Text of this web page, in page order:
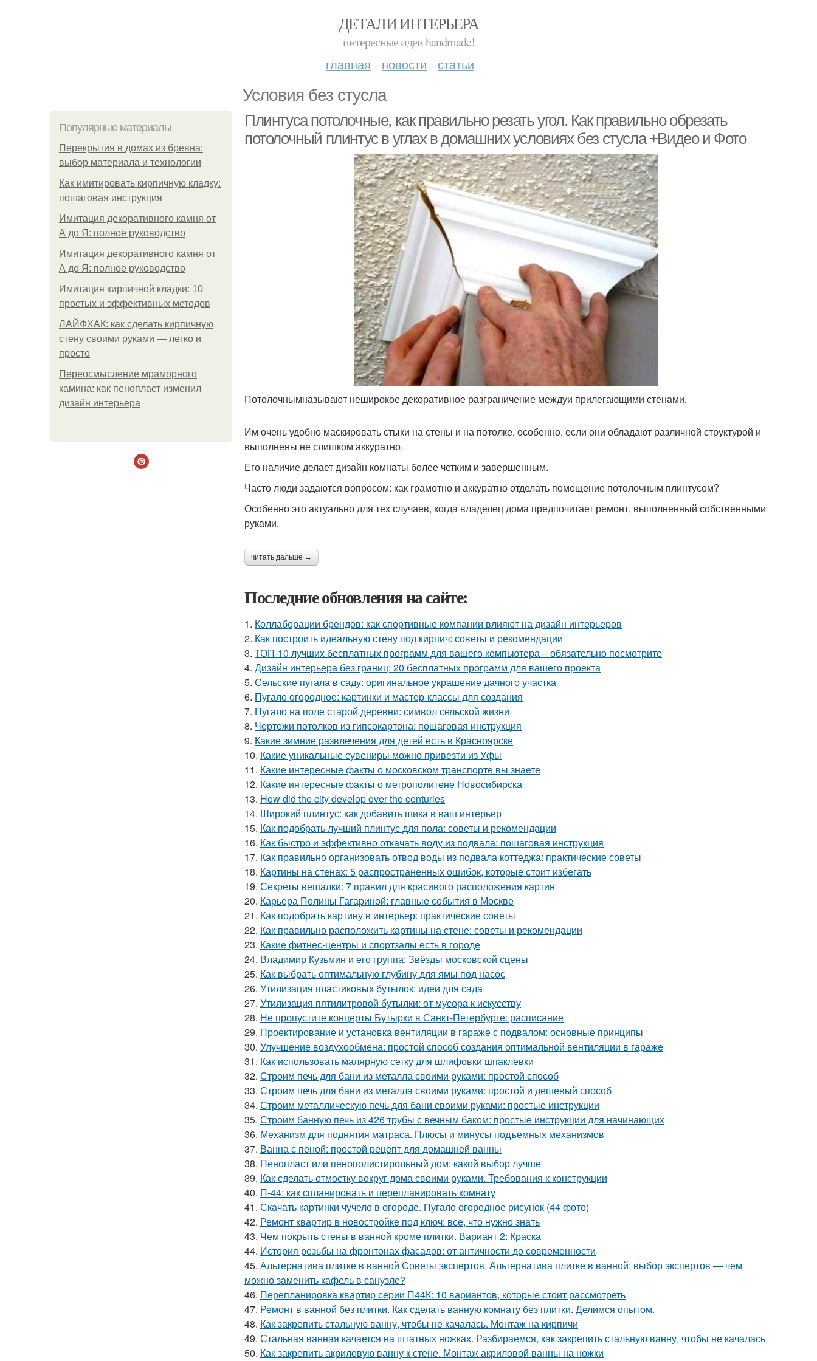
ДЕТАЛИ ИНТЕРЬЕРА
интересные идеи handmade!
главная новости статьи
Условия без стусла
Популярные материалы
Перекрытия в домах из бревна:
выбор материала и технологии
Как имитировать кирпичную кладку:
пошаговая инструкция
Имитация декоративного камня от
А до Я: полное руководство
Имитация декоративного камня от
А до Я: полное руководство
Имитация кирпичной кладки: 10
простых и эффективных методов
ЛАЙФХАК: как сделать кирпичную
стену своими руками — легко и
просто
Переосмысление мраморного
камина: как пенопласт изменил
дизайн интерьера
Плинтуса потолочные, как правильно резать угол. Как правильно обрезать
потолочный плинтус в углах в домашних условиях без стусла +Видео и Фото
Потолочнымназывают неширокое декоративное разграничение междуи прилегающими стенами.
Им очень удобно маскировать стыки на стены и на потолке, особенно, если они обладают различной структурой и
выполнены не слишком аккуратно.
Его наличие делает дизайн комнаты более четким и завершенным.
Часто люди задаются вопросом: как грамотно и аккуратно отделать помещение потолочным плинтусом?
Особенно это актуально для тех случаев, когда владелец дома предпочитает ремонт, выполненный собственными
руками.
читать дальше →
Последние обновления на сайте:
1. Коллаборации брендов: как спортивные компании влияют на дизайн интерьеров
2. Как построить идеальную стену под кирпич: советы и рекомендации
3. ТОП-10 лучших бесплатных программ для вашего компьютера – обязательно посмотрите
4. Дизайн интерьера без границ: 20 бесплатных программ для вашего проекта
5. Сельские пугала в саду: оригинальное украшение дачного участка
6. Пугало огородное: картинки и мастер-классы для создания
7. Пугало на поле старой деревни: символ сельской жизни
8. Чертежи потолков из гипсокартона: пошаговая инструкция
9. Какие зимние развлечения для детей есть в Красноярске
10. Какие уникальные сувениры можно привезти из Уфы
11. Какие интересные факты о московском транспорте вы знаете
12. Какие интересные факты о метрополитене Новосибирска
13. How did the city develop over the centuries
14. Широкий плинтус: как добавить шика в ваш интерьер
15. Как подобрать лучший плинтус для пола: советы и рекомендации
16. Как быстро и эффективно откачать воду из подвала: пошаговая инструкция
17. Как правильно организовать отвод воды из подвала коттеджа: практические советы
18. Картины на стенах: 5 распространенных ошибок, которые стоит избегать
19. Секреты вешалки: 7 правил для красивого расположения картин
20. Карьера Полины Гагариной: главные события в Москве
21. Как подобрать картину в интерьер: практические советы
22. Как правильно расположить картины на стене: советы и рекомендации
23. Какие фитнес-центры и спортзалы есть в городе
24. Владимир Кузьмин и его группа: Звёзды московской сцены
25. Как выбрать оптимальную глубину для ямы под насос
26. Утилизация пластиковых бутылок: идеи для сада
27. Утилизация пятилитровой бутылки: от мусора к искусству
28. Не пропустите концерты Бутырки в Санкт-Петербурге: расписание
29. Проектирование и установка вентиляции в гараже с подвалом: основные принципы
30. Улучшение воздухообмена: простой способ создания оптимальной вентиляции в гараже
31. Как использовать малярную сетку для шлифовки шпаклевки
32. Строим печь для бани из металла своими руками: простой способ
33. Строим печь для бани из металла своими руками: простой и дешевый способ
34. Строим металлическую печь для бани своими руками: простые инструкции
35. Строим банную печь из 426 трубы с вечным баком: простые инструкции для начинающих
36. Механизм для поднятия матраса. Плюсы и минусы подъемных механизмов
37. Ванна с пеной: простой рецепт для домашней ванны
38. Пенопласт или пенополистирольный дом: какой выбор лучше
39. Как сделать отмостку вокруг дома своими руками. Требования к конструкции
40. П-44: как спланировать и перепланировать комнату
41. Скачать картинки чучело в огороде. Пугало огородное рисунок (44 фото)
42. Ремонт квартир в новостройке под ключ: все, что нужно знать
43. Чем покрыть стены в ванной кроме плитки. Вариант 2: Краска
44. История резьбы на фронтонах фасадов: от античности до современности
45. Альтернатива плитке в ванной Советы экспертов. Альтернатива плитке в ванной: выбор экспертов — чем
можно заменить кафель в санузле?
46. Перепланировка квартир серии П44К: 10 вариантов, которые стоит рассмотреть
47. Ремонт в ванной без плитки. Как сделать ванную комнату без плитки. Делимся опытом.
48. Как закрепить стальную ванну, чтобы не качалась. Монтаж на кирпичи
49. Стальная ванная качается на штатных ножках. Разбираемся, как закрепить стальную ванну, чтобы не качалась
50. Как закрепить акриловую ванну к стене. Монтаж акриловой ванны на ножки